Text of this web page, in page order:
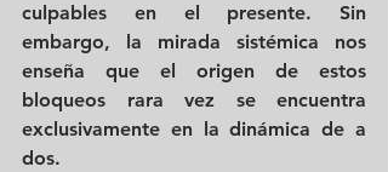
culpables en el presente. Sin
embargo, la mirada sistémica nos
enseña que el origen de estos
bloqueos rara vez se encuentra
exclusivamente en la dinámica de a
dos.